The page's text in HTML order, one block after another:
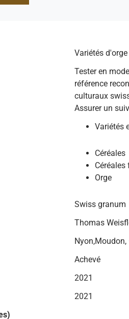
Variétés
Tester en
référence
culturaux
Assurer un
Variétés
Céréales
Céréales
Orge
Swiss granum
Thomas
Nyon,Moudon,
Achevé
2021
2021